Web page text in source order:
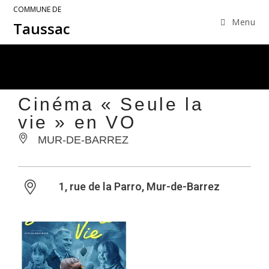
COMMUNE DE
Taussac Menu
Cinéma « Seule la
vie » en VO
MUR-DE-BARREZ
1, rue de la Parro, Mur-de-Barrez